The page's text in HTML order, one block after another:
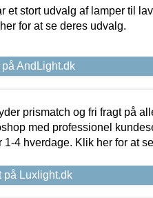
et stort udvalg af lamper til
for at se deres udvalg.
AndLight.dk
prismatch og fri fragt på
med professionel
1-4 hverdage. Klik her for at
på Luxlight.dk